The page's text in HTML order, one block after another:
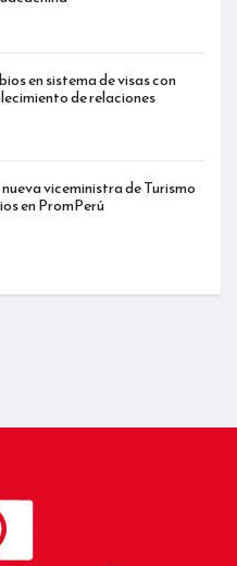
en sistema de visas con
de relaciones
viceministra de Turismo
en PromPerú